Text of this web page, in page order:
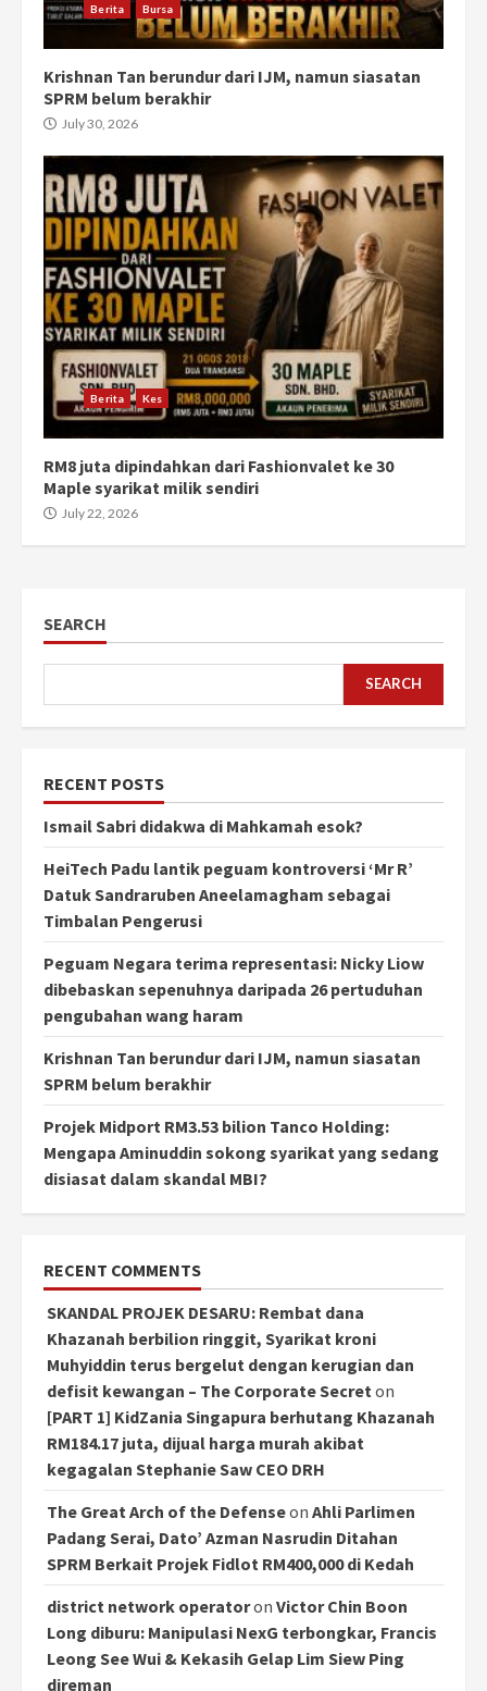
Berita Bursa
Krishnan Tan berundur dari IJM, namun siasatan
SPRM belum berakhir
July 30, 2026
Berita Kes
RM8 juta dipindahkan dari Fashionvalet ke 30
Maple syarikat milik sendiri
July 22, 2026
SEARCH
SEARCH
RECENT POSTS
Ismail Sabri didakwa di Mahkamah esok?
HeiTech Padu lantik peguam kontroversi ‘Mr R’
Datuk Sandraruben Aneelamagham sebagai
Timbalan Pengerusi
Peguam Negara terima representasi: Nicky Liow
dibebaskan sepenuhnya daripada 26 pertuduhan
pengubahan wang haram
Krishnan Tan berundur dari IJM, namun siasatan
SPRM belum berakhir
Projek Midport RM3.53 bilion Tanco Holding:
Mengapa Aminuddin sokong syarikat yang sedang
disiasat dalam skandal MBI?
RECENT COMMENTS
SKANDAL PROJEK DESARU: Rembat dana
Khazanah berbilion ringgit, Syarikat kroni
Muhyiddin terus bergelut dengan kerugian dan
defisit kewangan – The Corporate Secret on
[PART 1] KidZania Singapura berhutang Khazanah
RM184.17 juta, dijual harga murah akibat
kegagalan Stephanie Saw CEO DRH
The Great Arch of the Defenseon Ahli Parlimen
Padang Serai, Dato’ Azman Nasrudin Ditahan
SPRM Berkait Projek Fidlot RM400,000 di Kedah
district network operatoron Victor Chin Boon
Long diburu: Manipulasi NexG terbongkar, Francis
Leong See Wui & Kekasih Gelap Lim Siew Ping
direman